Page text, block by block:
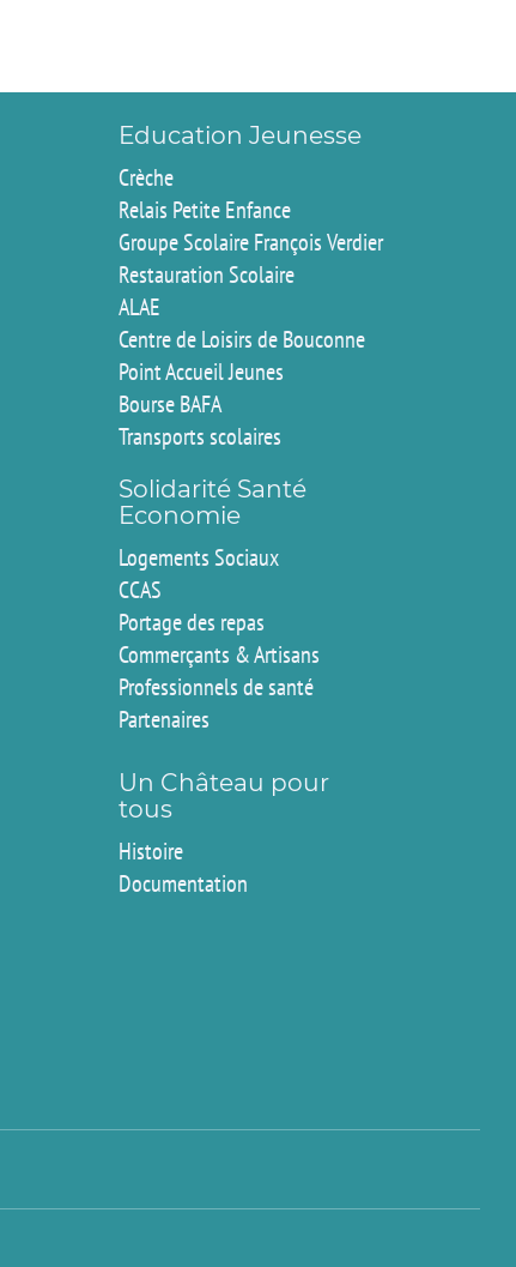
Education Jeunesse
Crèche
Relais Petite Enfance
Groupe Scolaire François Verdier
Restauration Scolaire
ALAE
Centre de Loisirs de Bouconne
Point Accueil Jeunes
Bourse BAFA
Transports scolaires
Solidarité Santé
Economie
Logements Sociaux
CCAS
Portage des repas
Commerçants & Artisans
Professionnels de santé
Partenaires
Un Château pour
tous
Histoire
Documentation